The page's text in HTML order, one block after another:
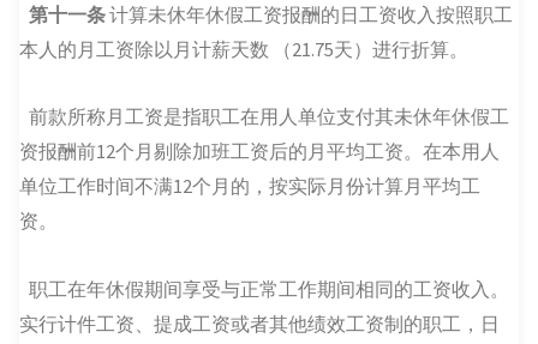
第十一条计算未休年休假工资报酬的日工资收入按照职工
本人的月工资除以月计薪天数 （21.75天）进行折算。
前款所称月工资是指职工在用人单位支付其未休年休假工
资报酬前12个月剔除加班工资后的月平均工资。在本用人
单位工作时间不满12个月的，按实际月份计算月平均工
资。
职工在年休假期间享受与正常工作期间相同的工资收入。
实行计件工资、提成工资或者其他绩效工资制的职工，日